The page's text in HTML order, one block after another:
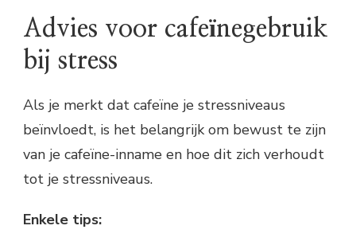
Advies voor cafeïnegebruik
bij stress
Als je merkt dat cafeïne je stressniveaus
beïnvloedt, is het belangrijk om bewust te zijn
van je cafeïne-inname en hoe dit zich verhoudt
tot je stressniveaus.
Enkele tips: